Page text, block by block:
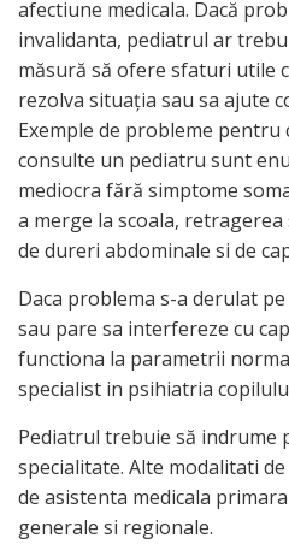
afectiune medicala. Dacă
invalidanta, pediatrul ar
măsură să ofere sfaturi utile
rezolva situaţia sau sa ajute
Exemple de probleme
consulte un pediatru sunt
mediocra fără simptome
a merge la scoala, retragerea
de dureri abdominale si de
Daca problema s-a derulat
sau pare sa interfereze cu
functiona la parametrii
specialist in psihiatria
Pediatrul trebuie să indrume
specialitate. Alte modalitati
de asistenta medicala
generale si regionale.